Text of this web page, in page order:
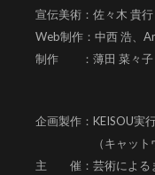
宣伝美術：佐々木 貴行
Web制作：中西 浩、
制作 ：薄田 菜々子
企画製作：KEISOU実
（キャットウォ
主 催：芸術による